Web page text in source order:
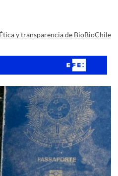
Ética y transparencia de BioBioChile